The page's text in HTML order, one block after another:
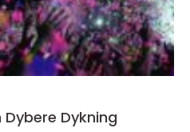
Dybere Dykning